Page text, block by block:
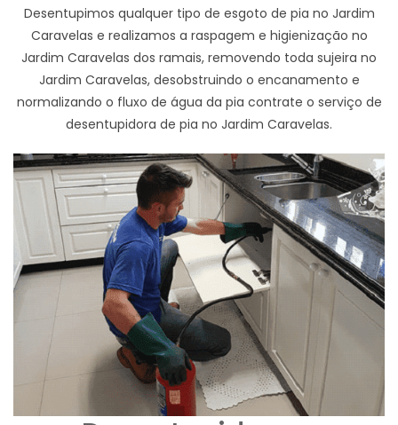
Desentupimos qualquer tipo de esgoto de pia no Jardim
Caravelas e realizamos a raspagem e higienização no
Jardim Caravelas dos ramais, removendo toda sujeira no
Jardim Caravelas, desobstruindo o encanamento e
normalizando o fluxo de água da pia contrate o serviço de
desentupidora de pia no Jardim Caravelas.